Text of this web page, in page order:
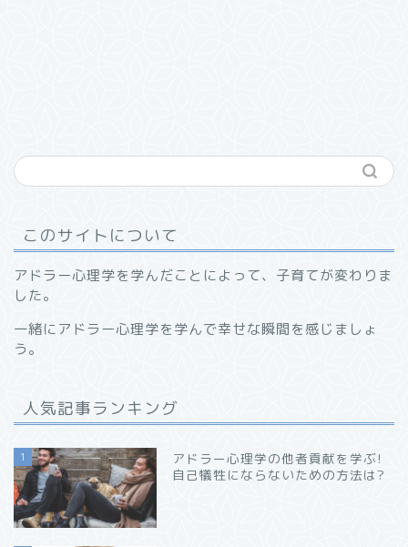
このサイトについて
アドラー心理学を学んだことによって、子育てが変わりま
した。
一緒にアドラー心理学を学んで幸せな瞬間を感じましょ
う。
人気記事ランキング
1
アドラー心理学の他者貢献を学ぶ!
自己犠牲にならないための方法は?